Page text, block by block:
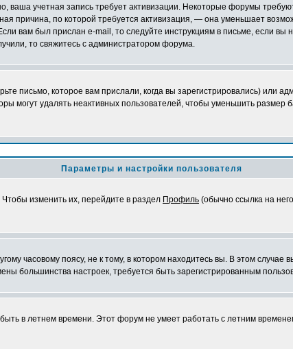
ваша учетная запись требует активизации. Некоторые форумы
причина, по которой требуется активизация, — она уменьшает
вам был прислан e-mail, то следуйте инструкциям в письме, если
то свяжитесь с администратором форума.
письмо, которое вам прислали, когда вы зарегистрировались) или
могут удалять неактивных пользователей, чтобы уменьшить размер
Параметры и настройки пользователя
изменить их, перейдите в раздел Профиль (обычно ссылка на
часовому поясу, не к тому, в котором находитесь вы. В этом случае
большинства настроек, требуется быть зарегистрированным
в летнем времени. Этот форум не умеет работать с летним